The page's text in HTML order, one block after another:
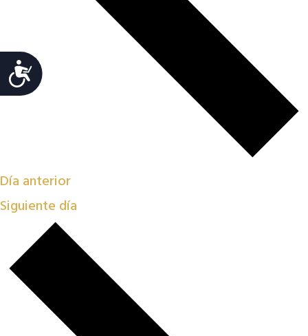
Accesibilidad
Día anterior
Siguiente día